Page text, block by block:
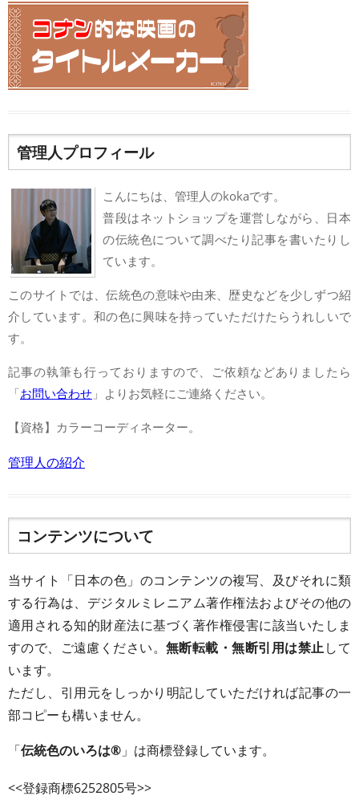
管理人プロフィール
こんにちは、管理人のkokaです。
普段はネットショップを運営しながら、日本
の伝統色について調べたり記事を書いたりし
ています。
このサイトでは、伝統色の意味や由来、歴史などを少しずつ紹
介しています。和の色に興味を持っていただけたらうれしいで
す。
記事の執筆も行っておりますので、ご依頼などありましたら
「お問い合わせ 」よりお気軽にご連絡ください。
【資格】カラーコーディネーター。
管理人の紹介
コンテンツについて
当サイト「日本の色」のコンテンツの複写、及びそれに類
する行為は、デジタルミレニアム著作権法およびその他の
適用される知的財産法に基づく著作権侵害に該当いたしま
すので、ご遠慮ください。 無断転載・無断引用は禁止して
います。
ただし、引用元をしっかり明記していただければ記事の一
部コピーも構いません。
「伝統色のいろは® 」は商標登録しています。
<<登録商標6252805号>>